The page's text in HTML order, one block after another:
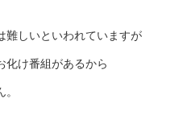
難しいといわれていますが
化け番組があるから